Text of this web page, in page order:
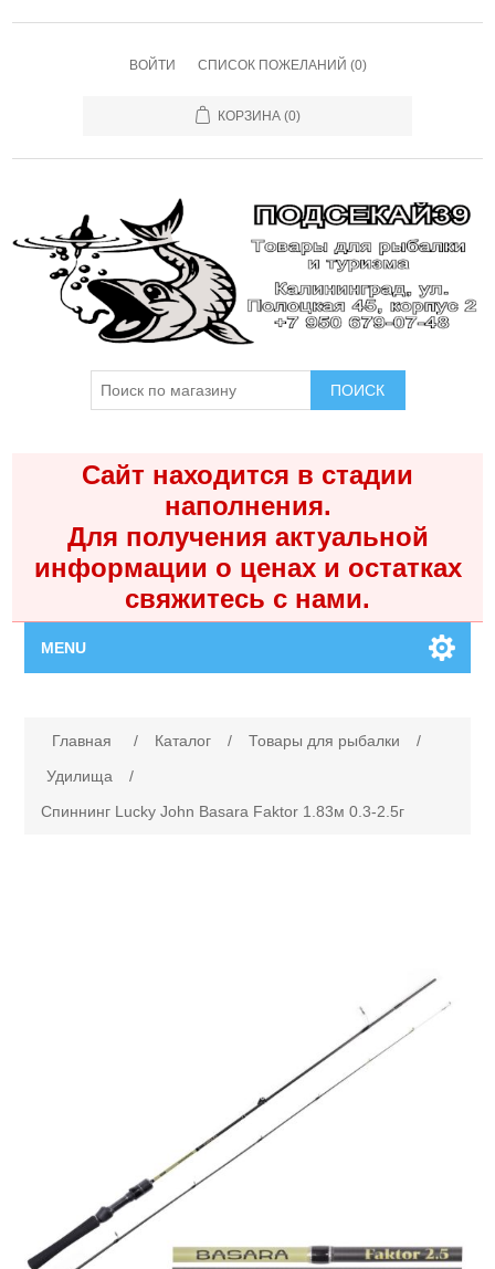
ВОЙТИ СПИСОК ПОЖЕЛАНИЙ (0)
КОРЗИНА (0)
ПОИСК
Сайт находится в стадии
наполнения.
Для получения актуальной
информации о ценах и остатках
свяжитесь с нами.
MENU
Каталог
Товары для рыбалки
Главная / Каталог / Товары для рыбалки
/
Удилища
/
Спиннинг Lucky John Basara Faktor 1.83м 0.3-2.5г